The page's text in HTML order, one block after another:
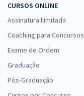
CURSOS ONLINE
Assinatura Ilimitada
Coaching para Concursos
Exame de Ordem
Graduação
Pós-Graduação